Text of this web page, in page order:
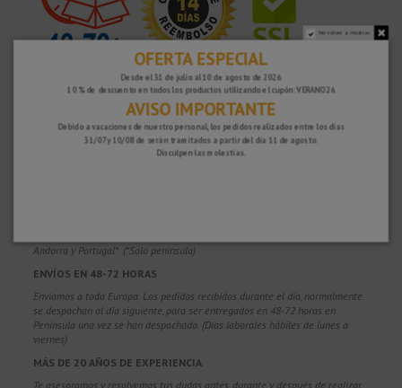
Andorra y Portugal*. (*Solo península)
ENVÍOS EN 48-72 HORAS
Enviamos a toda Europa. Los pedidos recibidos durante el día, normalmente
se despachan al día siguiente, para ser entregados en 48-72 horas en
Península una vez se han despachado. (Días laborales hábiles de lunes a
viernes)
MÁS DE 20 AÑOS DE EXPERIENCIA
Te asesoramos y resolvemos tus dudas antes, durante y después de realizar
No volver a mostrar.
OFERTA ESPECIAL
Desde el 31 de julio al 10 de agosto de 2026
10 % de descuento en todos los productos utilizando el cupón: VERANO26
AVISO IMPORTANTE
Debido a vacaciones de nuestro personal, los pedidos realizados entre los días
31/07 y 10/08 de serán tramitados a partir del día 11 de agosto.
Disculpen las molestias.